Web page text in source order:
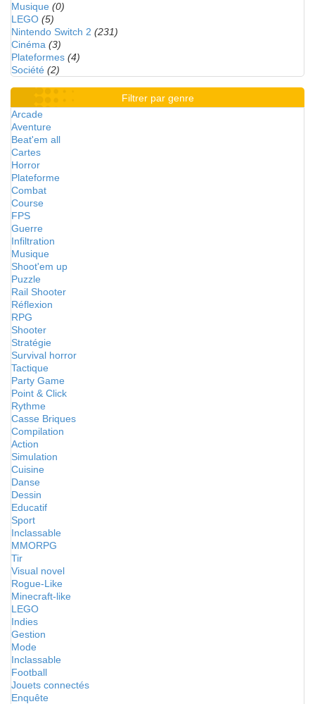
Musique (0)
LEGO (5)
Nintendo Switch 2 (231)
Cinéma (3)
Plateformes (4)
Société (2)
Filtrer par genre
Arcade
Aventure
Beat'em all
Cartes
Horror
Plateforme
Combat
Course
FPS
Guerre
Infiltration
Musique
Shoot'em up
Puzzle
Rail Shooter
Réflexion
RPG
Shooter
Stratégie
Survival horror
Tactique
Party Game
Point & Click
Rythme
Casse Briques
Compilation
Action
Simulation
Cuisine
Danse
Dessin
Educatif
Sport
Inclassable
MMORPG
Tir
Visual novel
Rogue-Like
Minecraft-like
LEGO
Indies
Gestion
Mode
Inclassable
Football
Jouets connectés
Enquête